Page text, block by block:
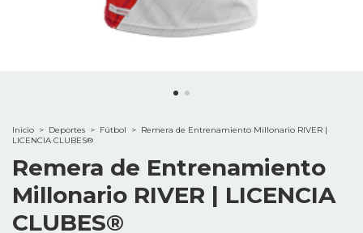
Inicio > Deportes > Fútbol > Remera de Entrenamiento Millonario RIVER |
LICENCIA CLUBES®
Remera de Entrenamiento
Millonario RIVER | LICENCIA
CLUBES®